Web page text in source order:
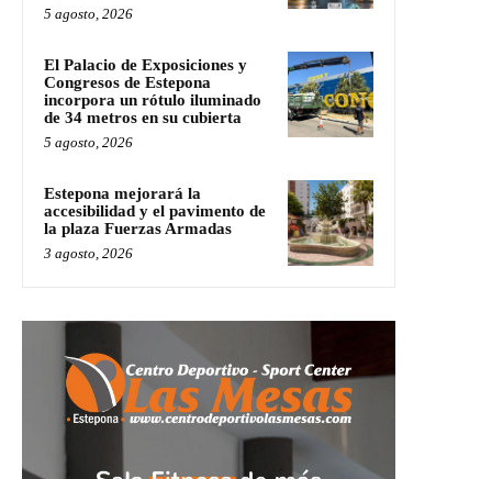
5 agosto, 2026
El Palacio de Exposiciones y
Congresos de Estepona
incorpora un rótulo iluminado
de 34 metros en su cubierta
5 agosto, 2026
Estepona mejorará la
accesibilidad y el pavimento de
la plaza Fuerzas Armadas
3 agosto, 2026